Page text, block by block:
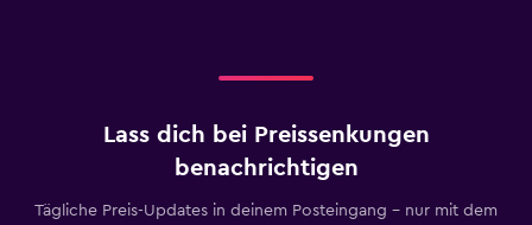
Lass dich bei Preissenkungen
benachrichtigen
Tägliche Preis-Updates in deinem Posteingang – nur mit dem